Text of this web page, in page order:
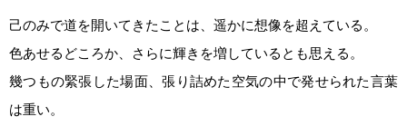
己のみで道を開いてきたことは、遥かに想像を超えている。
色あせるどころか、さらに輝きを増しているとも思える。
幾つもの緊張した場面、張り詰めた空気の中で発せられた言葉
は重い。